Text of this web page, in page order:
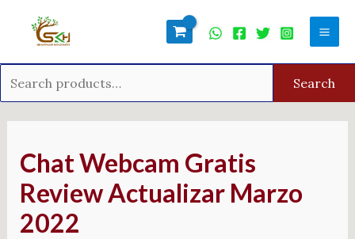
Search
Chat Webcam Gratis
Review Actualizar Marzo
2022